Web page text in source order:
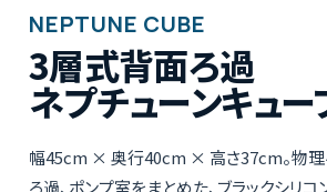
水
魚
サンゴ CORAL
飼育用品GEAR
NEPTUNE CUBE
3層式背面ろ過
ネプチューンキュ
幅45cm × 奥行40cm × 高さ37cm。物理